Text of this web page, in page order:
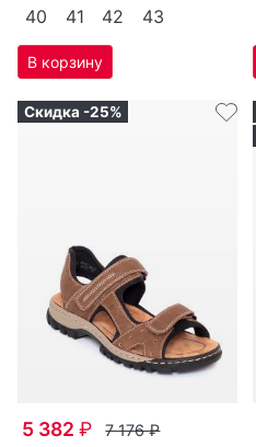
40 41 42 43
Скидка -25%
5 382₽ 7 176₽